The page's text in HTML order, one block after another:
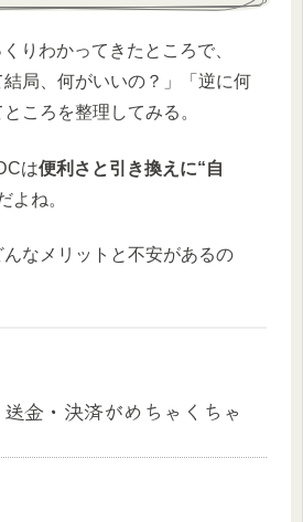
りわかってきたところで、
局、何がいいの？」「逆に何
ころを整理してみる。
は便利さと引き換えに“自
よね。
なメリットと不安があるの
金・決済がめちゃくちゃ